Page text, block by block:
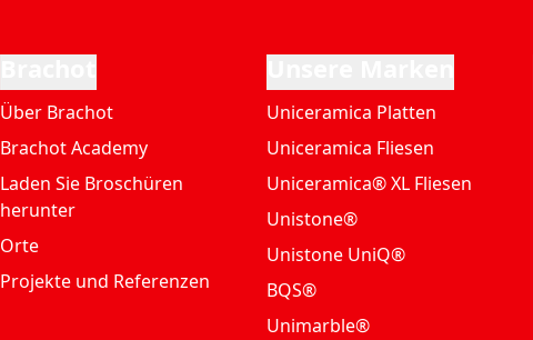
Über Brachot
Brachot Academy
Laden Sie Broschüren
herunter
Orte
Projekte und Referenzen
Uniceramica Platten
Uniceramica Fliesen
Uniceramica® XL Fliesen
Unistone®
Unistone UniQ®
BQS®
Unimarble®